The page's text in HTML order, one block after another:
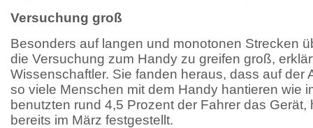
Versuchung groß
Besonders auf langen und monotonen Strecken
die Versuchung zum Handy zu greifen groß,
Wissenschaftler. Sie fanden heraus, dass auf der
so viele Menschen mit dem Handy hantieren wie
benutzten rund 4,5 Prozent der Fahrer das Gerät,
bereits im März festgestellt.